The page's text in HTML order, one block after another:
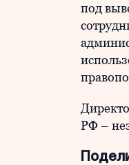
под
РФ –